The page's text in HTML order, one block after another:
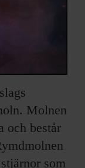
Molnen
och består
som